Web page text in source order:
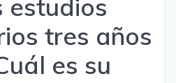
estudios
tres años
es su